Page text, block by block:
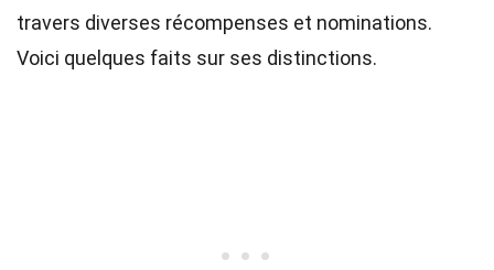
travers diverses récompenses et nominations.
Voici quelques faits sur ses distinctions.